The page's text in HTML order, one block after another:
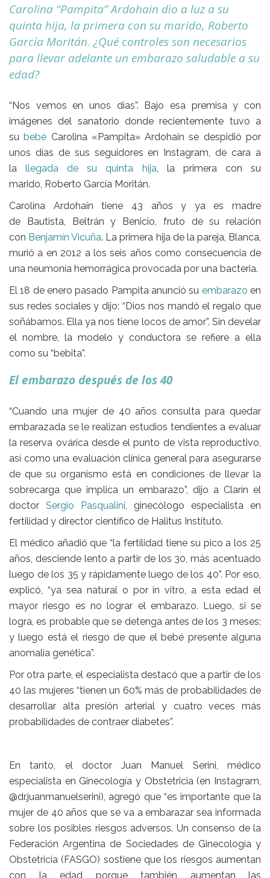
Carolina “Pampita” Ardohain dio a luz a su
quinta hija, la primera con su marido, Roberto
García Moritán. ¿Qué controles son necesarios
para llevar adelante un embarazo saludable a su
edad?
“Nos vemos en unos días”. Bajo esa premisa y con
imágenes del sanatorio donde recientemente tuvo a
subebé Carolina «Pampita» Ardohainse despidió por
unos días de sus seguidores en Instagram, de cara a
lallegada de su quinta hija, la primera con su
marido, Roberto García Moritán.
Carolina Ardohain tiene 43 años y ya es madre
de Bautista, Beltrán y Benicio, fruto de su relación
con Benjamín Vicuña. La primera hija de la pareja, Blanca,
murió a en 2012 a los seis años como consecuencia de
una neumonía hemorrágica provocada por una bacteria.
El 18 de enero pasado Pampita anunció su embarazoen
sus redes sociales y dijo: “Dios nos mandó el regalo que
soñábamos. Ella ya nos tiene locos de amor”. Sin develar
el nombre, la modelo y conductora se refiere a ella
como su “bebita”.
El embarazo después de los 40
“Cuando una mujer de 40 años consulta para quedar
embarazada se le realizan estudios tendientes a evaluar
la reserva ovárica desde el punto de vista reproductivo,
así como una evaluación clínica general para asegurarse
de que su organismo está en condiciones de llevar la
sobrecarga que implica un embarazo”, dijo a Clarín el
doctor Sergio Pasqualini, ginecólogo especialista en
fertilidad y director científico de Halitus Instituto.
El médico añadió que “lafertilidad tiene su pico a los 25
años, desciende lento a partir de los 30, más acentuado
luego de los 35 y rápidamente luego de los 40”. Por eso,
explicó, “ya sea natural o por in vitro, a esta edad el
mayor riesgo es no lograr el embarazo. Luego, si se
logra, es probable que se detenga antes de los 3 meses;
y luego está el riesgo de que el bebé presente alguna
anomalía genética”.
Por otra parte, el especialista destacó que a partir de los
40 las mujeres “tienen un 60% más de probabilidades de
desarrollar alta presión arterial y cuatro veces más
probabilidades de contraer diabetes”.
En tanto, el doctorJuan Manuel Serini, médico
especialista en Ginecología y Obstetricia (en Instagram,
@dr.juanmanuelserini), agregó que “es importante que la
mujer de 40 años que se va a embarazar sea informada
sobre los posibles riesgos adversos. Un consenso de la
Federación Argentina de Sociedades de Ginecología y
Obstetricia (FASGO) sostiene que los riesgos aumentan
con la edad porque también aumentan las